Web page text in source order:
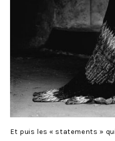
Et puis les « statements »